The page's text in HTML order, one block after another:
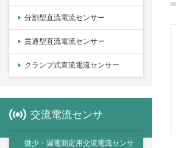
分割型直流電流センサー
貫通型直流電流センサー
クランプ式直流電流センサー
交流電流センサ
微少・漏電測定用交流電流センサ